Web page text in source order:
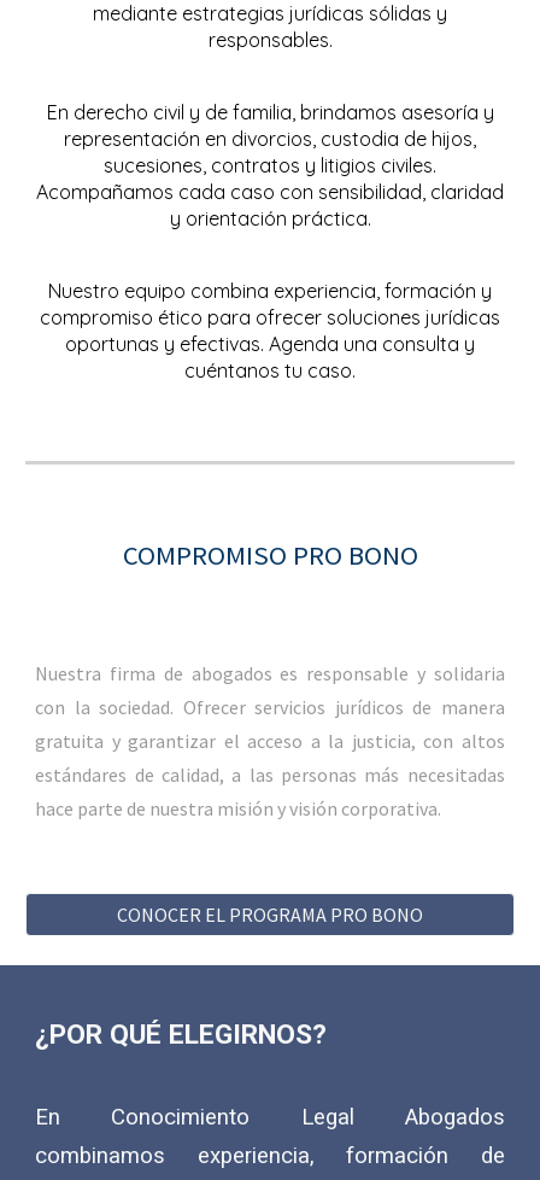
mediante estrategias jurídicas sólidas y
responsables.
En derecho civil y de familia, brindamos asesoría y
representación en divorcios, custodia de hijos,
sucesiones, contratos y litigios civiles.
Acompañamos cada caso con sensibilidad, claridad
y orientación práctica.
Nuestro equipo combina experiencia, formación y
compromiso ético para ofrecer soluciones jurídicas
oportunas y efectivas. Agenda una consulta y
cuéntanos tu caso.
COMPROMISO PRO BONO
Nuestra firma de abogados es responsable y solidaria
con la sociedad. Ofrecer servicios jurídicos de manera
gratuita y garantizar el acceso a la justicia, con altos
estándares de calidad, a las personas más necesitadas
hace parte de nuestra misión y visión corporativa.
CONOCER EL PROGRAMA PRO BONO
¿POR QUÉ ELEGIRNOS?
En Conocimiento Legal Abogados
combinamos experiencia, formación de